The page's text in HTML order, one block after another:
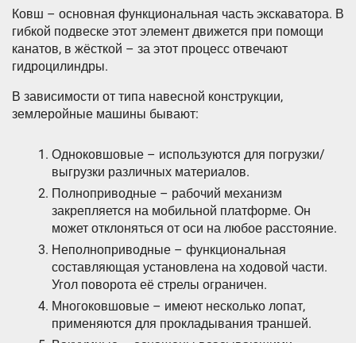
Ковш – основная функциональная часть экскаватора. В
гибкой подвеске этот элемент движется при помощи
канатов, в жёсткой – за этот процесс отвечают
гидроцилиндры.
В зависимости от типа навесной конструкции,
землеройные машины бывают:
Одноковшовые – используются для погрузки/
выгрузки различных материалов.
Полноприводные – рабочий механизм
закрепляется на мобильной платформе. Он
может отклоняться от оси на любое расстояние.
Неполноприводные – функциональная
составляющая установлена на ходовой части.
Угол поворота её стрелы ограничен.
Многоковшовые – имеют несколько лопат,
применяются для прокладывания траншей.